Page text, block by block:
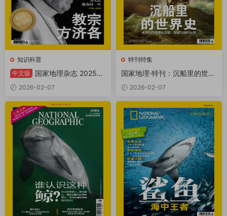
知识科普
中文版
国家地理杂志 2025特
辑：教宗方济各 PDF
2026-02-07
特刊特集
国家地理·特刊：沉船里的世界
史 PDF
2026-02-07